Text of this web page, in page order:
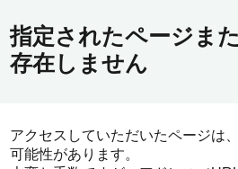
指定されたページま
存在しません
アクセスしていただいたページは
可能性があります。